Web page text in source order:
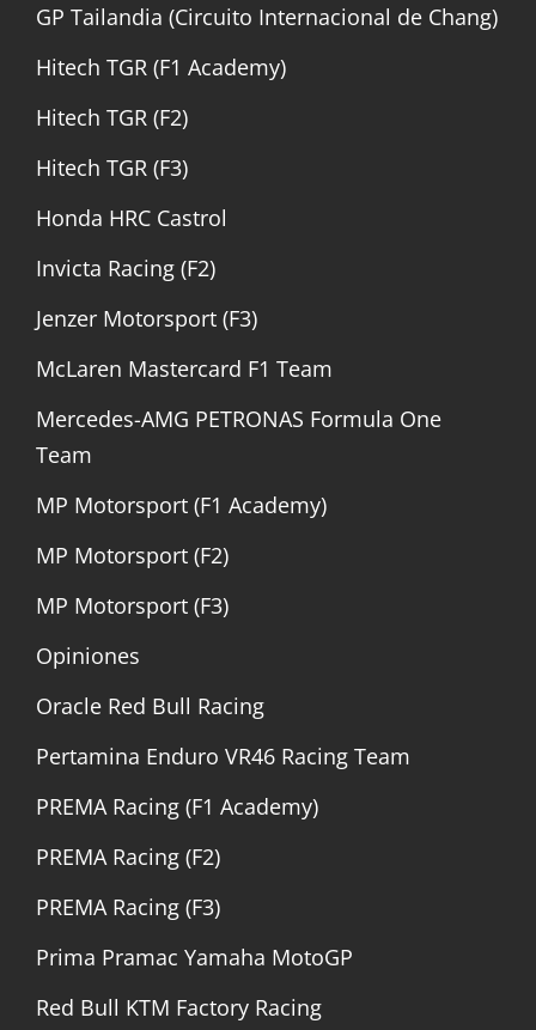
GP Tailandia (Circuito Internacional de Chang)
Hitech TGR (F1 Academy)
Hitech TGR (F2)
Hitech TGR (F3)
Honda HRC Castrol
Invicta Racing (F2)
Jenzer Motorsport (F3)
McLaren Mastercard F1 Team
Mercedes-AMG PETRONAS Formula One
Team
MP Motorsport (F1 Academy)
MP Motorsport (F2)
MP Motorsport (F3)
Opiniones
Oracle Red Bull Racing
Pertamina Enduro VR46 Racing Team
PREMA Racing (F1 Academy)
PREMA Racing (F2)
PREMA Racing (F3)
Prima Pramac Yamaha MotoGP
Red Bull KTM Factory Racing